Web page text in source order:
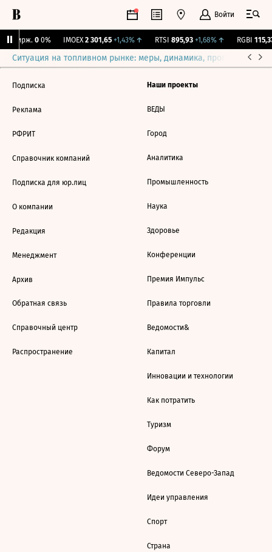
Войти
Бирж. 0 0% IMOEX 2 301,65 +1,43%↑ RTSI 895,93 +1,68%↑ RGBI 115,37
Ситуация на топливном рынке: меры, динамика, прогнозы
Подписка
Реклама
РФРИТ
Справочник компаний
Подписка для юр.лиц
О компании
Редакция
Менеджмент
Архив
Обратная связь
Справочный центр
Распространение
Наши проекты
ВЕДЫ
Город
Аналитика
Промышленность
Наука
Здоровье
Конференции
Премия Импульс
Правила торговли
Ведомости&
Капитал
Инновации и технологии
Как потратить
Туризм
Форум
Ведомости Северо-Запад
Идеи управления
Спорт
Страна